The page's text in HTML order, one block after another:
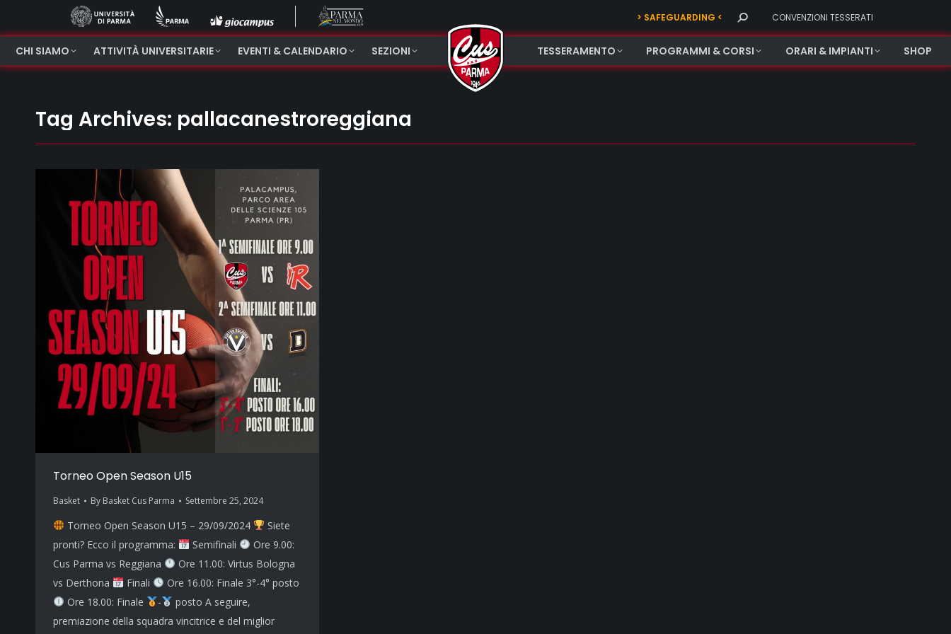
> SAFEGUARDING < Search: CONVENZIONI TESSERATI
CHI SIAMO ATTIVITÀ UNIVERSITARIE EVENTI & CALENDARIO SEZIONI TESSERAMENTO PROGRAMMI & CORSI ORARI & IMPIANTI SHOP
Tag Archives: pallacanestroreggiana
Torneo Open Season U15
Basket By Basket Cus Parma Settembre 25, 2024
Torneo Open Season U15 – 29/09/2024
Siete
pronti? Ecco il programma:
Semifinali
Ore 9.00:
Cus Parma vs Reggiana
Ore 11.00: Virtus Bologna
vs Derthona
Finali
Ore 16.00: Finale 3°-4° posto
Ore 18.00: Finale
-
posto A seguire,
premiazione della squadra vincitrice e del miglior